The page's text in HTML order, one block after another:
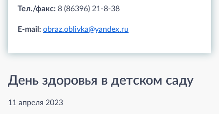
Тел./факс: 8 (86396) 21-8-38
E-mail: obraz.oblivka@yandex.ru
День здоровья в детском саду
11 апреля 2023